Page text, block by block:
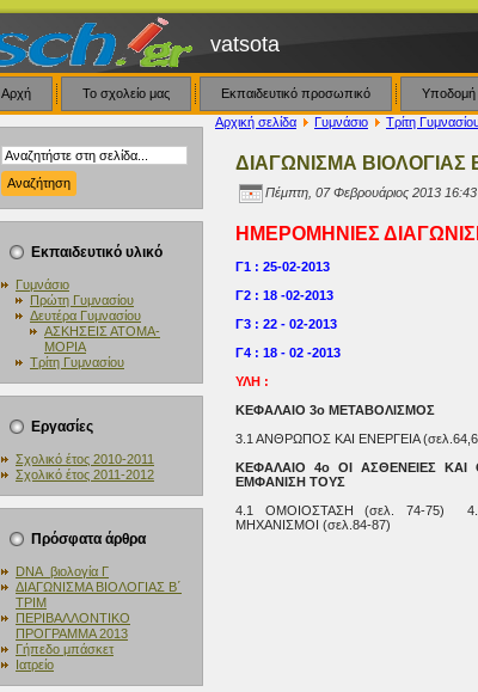
vatsota
Αρχή Το σχολείο μας Εκπαιδευτικό προσωπικό Υποδομή
Εκπαιδευτικό υλικό
Γυμνάσιο
Πρώτη Γυμνασίου
Δευτέρα Γυμνασίου
ΑΣΚΗΣΕΙΣ ΑΤΟΜΑ-
ΜΟΡΙΑ
Τρίτη Γυμνασίου
Εργασίες
Σχολικό έτος 2010-2011
Σχολικό έτος 2011-2012
Πρόσφατα άρθρα
DNA_βιολογία Γ
ΔΙΑΓΩΝΙΣΜΑ ΒΙΟΛΟΓΙΑΣ Β΄
ΤΡΙΜ
ΠΕΡΙΒΑΛΛΟΝΤΙΚΟ
ΠΡΟΓΡΑΜΜΑ 2013
Γήπεδο μπάσκετ
Ιατρείο
Αρχική σελίδα Γυμνάσιο Τρίτη
ΔΙΑΓΩΝΙΣΜΑ ΒΙΟΛΟΓΙΑΣ
Πέμπτη, 07 Φεβρουάριος 2013 16:43
ΗΜΕΡΟΜΗΝΙΕΣ
Γ1 : 25-02-2013
Γ2 : 18 -02-2013
Γ3 : 22 - 02-2013
Γ4 : 18 - 02 -2013
ΥΛΗ :
ΚΕΦΑΛΑΙΟ 3ο ΜΕΤΑΒΟΛΙΣΜΟΣ
3.1 ΑΝΘΡΩΠΟΣ ΚΑΙ ΕΝΕΡΓΕΙΑ
ΚΕΦΑΛΑΙΟ 4ο ΟΙ ΑΣΘΕΝΕΙΕΣ
ΕΜΦΑΝΙΣΗ ΤΟΥΣ
4.1 ΟΜΟΙΟΣΤΑΣΗ (σελ. 74-75)
ΜΗΧΑΝΙΣΜΟΙ (σελ.84-87)